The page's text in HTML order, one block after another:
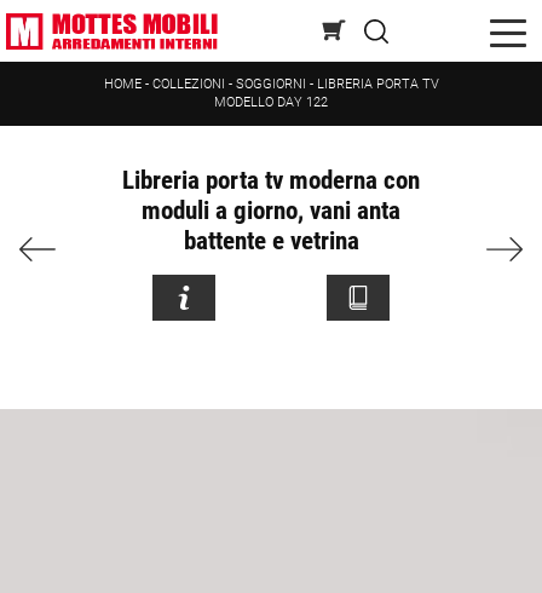
HOME- COLLEZIONI - SOGGIORNI - LIBRERIA PORTA TV
MODELLO DAY 122
Libreria porta tv moderna con
moduli a giorno, vani anta
battente e vetrina